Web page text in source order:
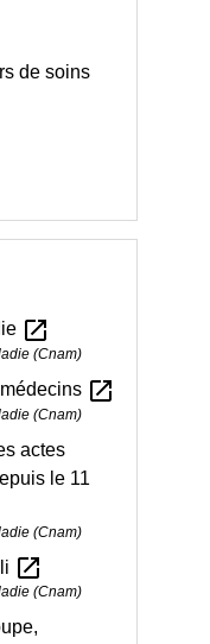
de soins
open_in_new
(Cnam)
open_in_new
(Cnam)
actes
le 11
(Cnam)
open_in_new
(Cnam)